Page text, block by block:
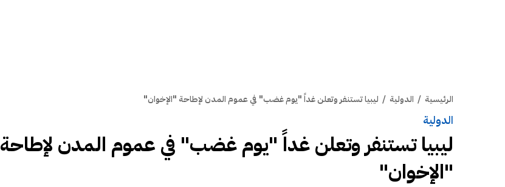
الرئيسية / الدولية / ليبيا تستنفر وتعلن غداً "يوم غضب" في عموم المدن لإطاحة "الإخوان"
الدولية
ليبيا تستنفر وتعلن غداً "يوم غضب" في عموم المدن لإطاحة
"الإخوان"